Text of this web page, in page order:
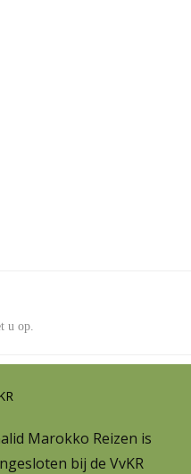
u op.
Marokko Reizen is
bij de VvKR